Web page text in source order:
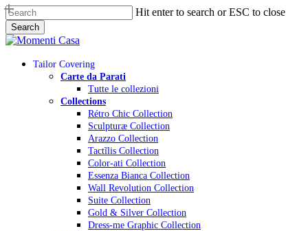
Skip
to
main
content
Hit enter to search or ESC to close
Search
Close
Menu
Tailor Covering
Carte da Parati
Tutte le collezioni
Collections
Rétro Chic Collection
Sculpturæ Collection
Arazzo Collection
Tactĩlis Collection
Color-ati Collection
Essenza Bianca Collection
Wall Revolution Collection
Suite Collection
Gold & Silver Collection
Dress-me Graphic Collection